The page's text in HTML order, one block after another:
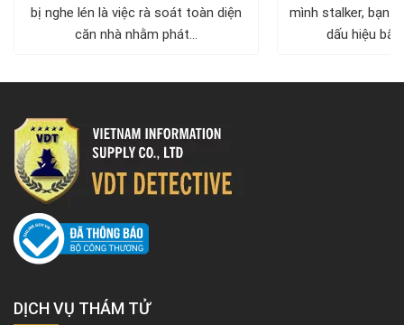
bị nghe lén là việc rà soát toàn diện
căn nhà nhằm phát...
mình stalker, bạn
dấu hiệu bất
DỊCH VỤ THÁM TỬ